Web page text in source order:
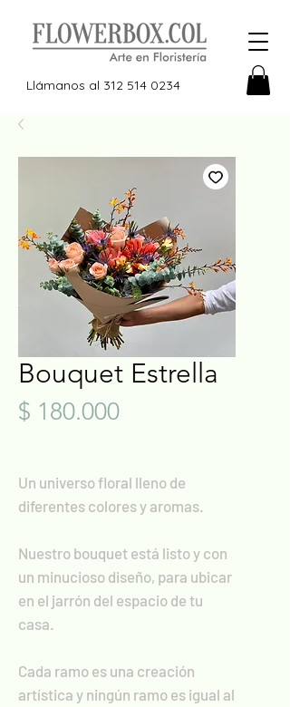
Llámanos al 312 514 0234
Bouquet Estrella
$ 180.000Precio
Un universo floral lleno de
diferentes colores y aromas.
Nuestro bouquet está listo y con
un minucioso diseño, para ubicar
en el jarrón del espacio de tu
casa.
Cada ramo es una creación
artística y ningún ramo es igual al